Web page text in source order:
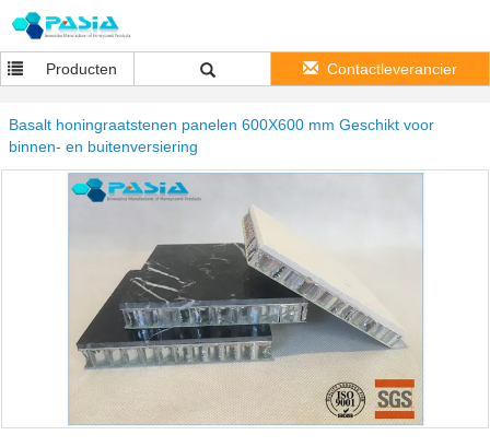
Producten Contactleverancier
Basalt honingraatstenen panelen 600X600 mm Geschikt voor
binnen- en buitenversiering